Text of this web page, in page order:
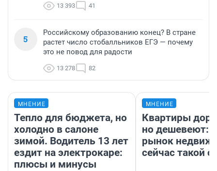
13 393 41
5
Российскому образованию конец? В стране
растет число стобалльников ЕГЭ — почему
это не повод для радости
13 278 82
МНЕНИЕ
Тепло для бюджета, но
холодно в салоне
зимой. Водитель 13 лет
ездит на электрокаре:
плюсы и минусы
МНЕНИЕ
Квартиры
но дешевеют:
рынок
сейчас такой